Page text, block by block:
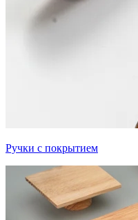
Ручки с покрытием